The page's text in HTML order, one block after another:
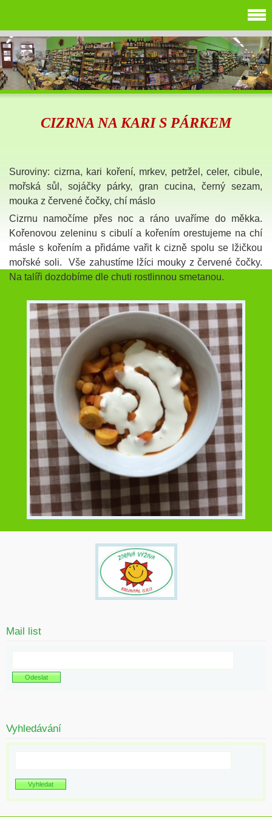
CIZRNA NA KARI S PÁRKEM
Suroviny: cizrna, kari koření, mrkev, petržel, celer, cibule,
mořská sůl, sojáčky párky, gran cucina, černý sezam,
mouka z červené čočky, chí máslo
Cizrnu namočíme přes noc a ráno uvaříme do měkka.
Kořenovou zeleninu s cibulí a kořením orestujeme na chí
másle s kořením a přidáme vařit k cizně spolu se lžičkou
mořské soli. Vše zahustíme lžíci mouky z červené čočky.
Na talíři dozdobíme dle chuti rostlinnou smetanou.
Mail list
Vyhledávání